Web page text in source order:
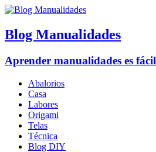
Blog Manualidades
Aprender manualidades es fácil
Abalorios
Casa
Labores
Origami
Telas
Técnica
Blog DIY